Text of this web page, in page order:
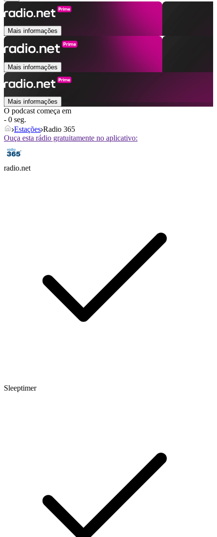
Mais informações
Mais informações
Mais informações
O podcast começa em
- 0 seg.
Estações Radio 365
Ouça esta rádio gratuitamente no aplicativo:
radio.net
Sleeptimer